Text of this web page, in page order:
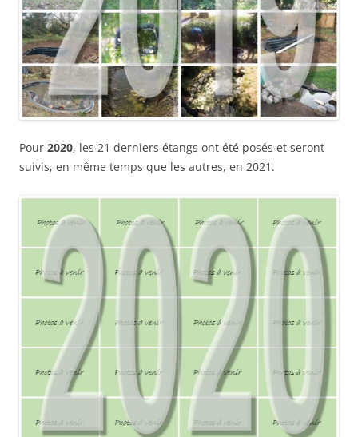
Pour 2020, les 21 derniers étangs ont été posés et seront
suivis, en même temps que les autres, en 2021.